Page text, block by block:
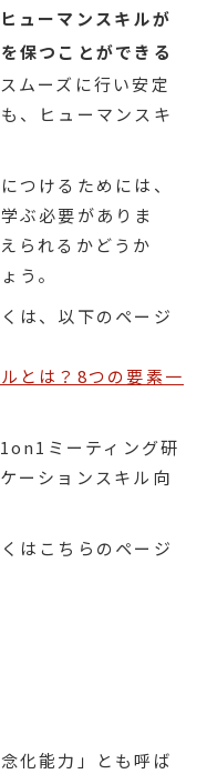
ヒューマンスキルが
保つことができる
ムーズに行い安定
、ヒューマンスキ
つけるためには、
ぶ必要がありま
られるかどうか
う。
は、以下のページ
とは？8つの要素一
ミーティング研
ーションスキル向
はこちらのページ
化能力」とも呼ば